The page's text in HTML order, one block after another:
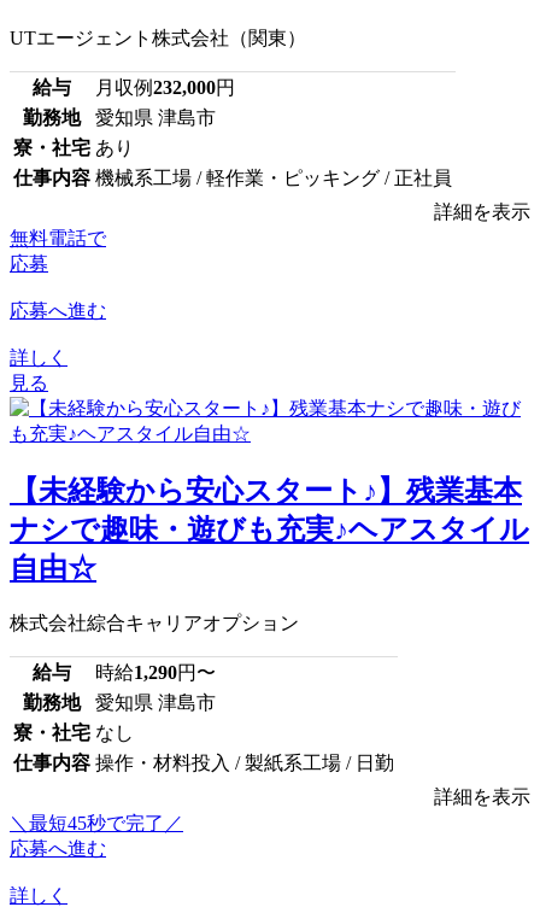
UTエージェント株式会社（関東）
給与 月収例232,000円
勤務地
愛知県 津島市
寮・社宅 あり
仕事内容 機械系工場 / 軽作業・ピッキング / 正社員
詳細を表示
無料電話で
応募
応募へ進む
詳しく
見る
【未経験から安心スタート♪】残業基本
ナシで趣味・遊びも充実♪ヘアスタイル
自由☆
株式会社綜合キャリアオプション
給与 時給1,290円〜
勤務地
愛知県 津島市
寮・社宅 なし
仕事内容 操作・材料投入 / 製紙系工場 / 日勤
詳細を表示
＼最短45秒で完了／
応募へ進む
詳しく